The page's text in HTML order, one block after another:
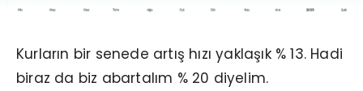
Kurların bir senede artış hızı yaklaşık % 13. Hadi
biraz da biz abartalım % 20 diyelim.